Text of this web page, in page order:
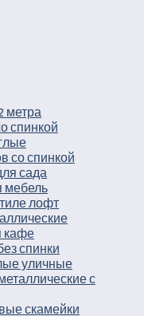
метра
спинкой
со спинкой
сада
мебель
лофт
кафе
спинки
уличные
с
скамейки